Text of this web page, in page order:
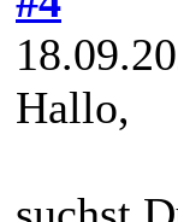
Hallo,